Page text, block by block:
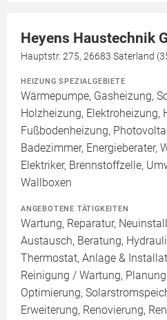
Heyens Haustechnik
Hauptstr. 275, 26683 Saterland
HEIZUNG SPEZIALGEBIETE
Wärmepumpe, Gasheizung,
Holzheizung, Elektroheizung,
Fußbodenheizung,
Badezimmer, Energieberater,
Elektriker, Brennstoffzelle,
Wallboxen
ANGEBOTENE TÄTIGKEITEN
Wartung, Reparatur,
Austausch, Beratung,
Thermostat, Anlage &
Reinigung / Wartung,
Optimierung,
Erweiterung, Renovierung,